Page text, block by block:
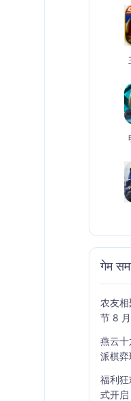
गेम
农友
节 8
燕云
派棋
福利
式开